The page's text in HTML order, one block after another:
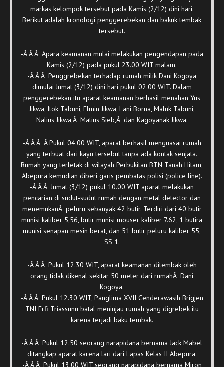
markas kelompok tersebut pada Kamis (2/12) dini hari.
Berikut adalah kronologi penggerebekan dan bakuk tembak
tersebut.
-Â Â Â Apara keamanan mulai melakukan pengendapan pada
Kamis (2/12) pada pukul 23.00 WIT malam.
-Â Â Â Penggrebekan terhadap rumah milik Dani Kogoya
dimulai Jumat (3/12) dini hari pukul 02.00 WIT. Dalam
penggerebekan itu aparat keamanan berhasil menahan Yus
Jikwa, Itok Tabuni, Elmin Jikwa, Lani Borna, Maluk Tabuni,
Nalius Jikwa,Â Matius Sieb,Â dan Kagoyanak Jikwa.
-Â Â Â Â Pukul 04.00 WIT, aparat berhasil menguasai rumah
yang terbuat dari kayu tersebut tanpa ada kontak senjata.
Rumah yang terletak di wilayah Perbukitan BTN Tanah Hitam,
Abepura kemudian diberi garis pembatas polisi (police line).
-Â Â Â Jumat (3/12) pukul 10.00 WIT aparat melakukan
pencarian di sudut-sudut rumah dengan metal detector dan
menemukanÂ peluru sebanyak 42 butir. Terdiri dari 40 butir
munisi kaliber 5,56, butir munisi mouser kaliber 7.62, 1 butira
munisi senapan mesin berat, dan 51 butir peluru kaliber 55,
SS 1.
-Â Â Â Pukul 12.30 WIT, aparat keamanan ditembak oleh
orang tidak dikenal sekitar 50 meter dari rumahÂ Dani
Kogoya.
-Â Â Â Pukul 12.30 WIT, Panglima XVII Cenderawasih Brigjen
TNI Erfi Triassunu batal meninjau rumah yang digrebek itu
karena terjadi baku tembak.
-Â Â Â Pukul 12.50 seorang narapidana bernama Jack Mabel
ditangkap aparat karena lari dari Lapas Kelas II Abepura.
-Â Â Â Pukul 13.00 WIT seorang narapidana bernama Miron